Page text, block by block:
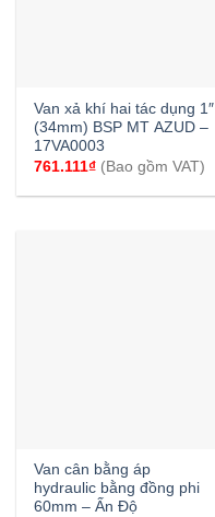
Van xả khí hai tác dụng 1″
(34mm) BSP MT AZUD –
17VA0003
761.111₫ (Bao gồm VAT)
Van cân bằng áp
hydraulic bằng đồng phi
60mm – Ấn Độ